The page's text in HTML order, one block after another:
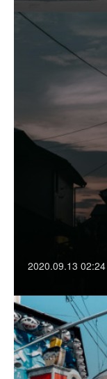
2020.09.13 02:24